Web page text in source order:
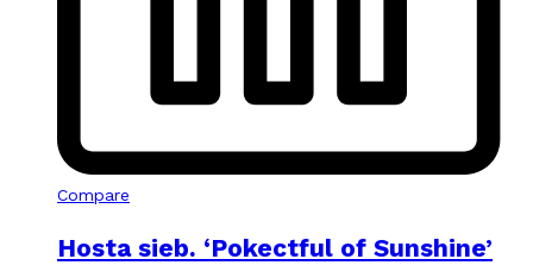
Compare
Hosta sieb. ‘Pokectful of Sunshine’